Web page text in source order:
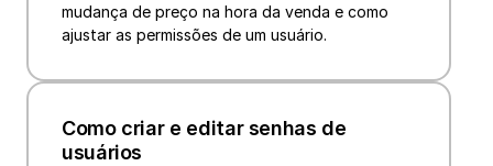
mudança de preço na hora da venda e como
ajustar as permissões de um usuário.
Como criar e editar senhas de
usuários